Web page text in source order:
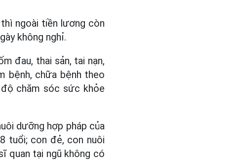
ngoài tiền lương còn
không nghỉ.
đau, thai sản, tai nạn,
bệnh, chữa bệnh theo
chăm sóc sức khỏe
dưỡng hợp pháp của
tuổi; con đẻ, con nuôi
quan tại ngũ không có